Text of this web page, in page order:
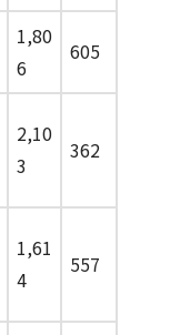
1,80
6
605
2,10
3
362
1,61
4
557